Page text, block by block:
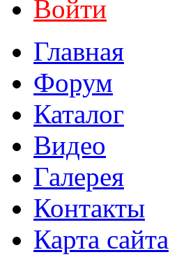
Войти
Главная
Форум
Каталог
Видео
Галерея
Контакты
Карта сайта